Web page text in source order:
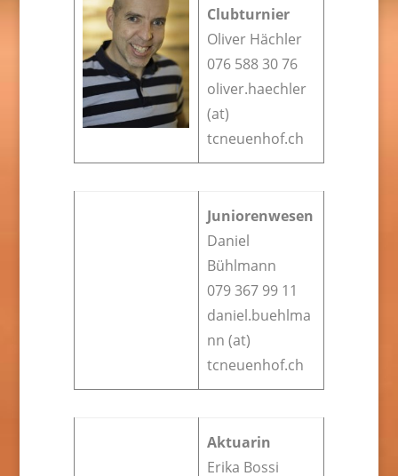
Clubturnier
Oliver Hächler
076 588 30 76
oliver.haechler
(at)
tcneuenhof.ch
Juniorenwesen
Daniel
Bühlmann
079 367 99 11
daniel.buehlma
nn (at)
tcneuenhof.ch
Aktuarin
Erika Bossi